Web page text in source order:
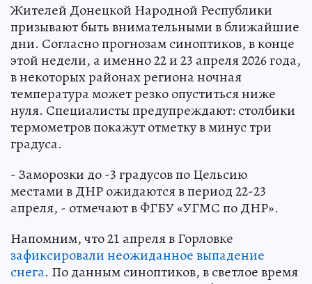
Жителей Донецкой Народной Республики
призывают быть внимательными в ближайшие
дни. Согласно прогнозам синоптиков, в конце
этой недели, а именно 22 и 23 апреля 2026 года,
в некоторых районах региона ночная
температура может резко опуститься ниже
нуля. Специалисты предупреждают: столбики
термометров покажут отметку в минус три
градуса.
- Заморозки до -3 градусов по Цельсию
местами в ДНР ожидаются в период 22-23
апреля, - отмечают в ФГБУ «УГМС по ДНР».
Напомним, что 21 апреля в Горловке
зафиксировали неожиданное выпадение
снега. По данным синоптиков, в светлое время